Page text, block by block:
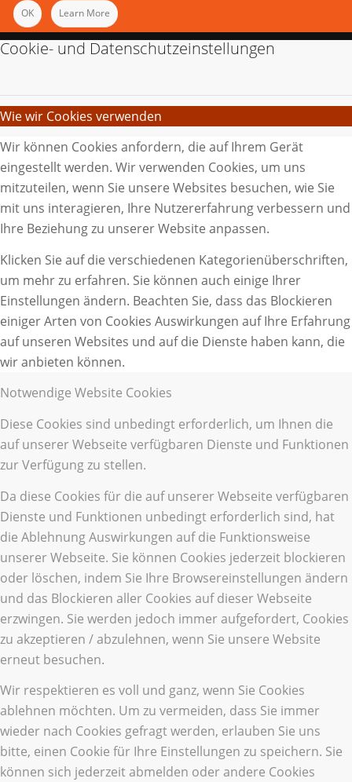
OK Learn More
Cookie- und Datenschutzeinstellungen
Wie wir Cookies verwenden
Wir können Cookies anfordern, die auf Ihrem Gerät
eingestellt werden. Wir verwenden Cookies, um uns
mitzuteilen, wenn Sie unsere Websites besuchen, wie Sie
mit uns interagieren, Ihre Nutzererfahrung verbessern und
Ihre Beziehung zu unserer Website anpassen.
Klicken Sie auf die verschiedenen Kategorienüberschriften,
um mehr zu erfahren. Sie können auch einige Ihrer
Einstellungen ändern. Beachten Sie, dass das Blockieren
einiger Arten von Cookies Auswirkungen auf Ihre Erfahrung
auf unseren Websites und auf die Dienste haben kann, die
wir anbieten können.
Notwendige Website Cookies
Diese Cookies sind unbedingt erforderlich, um Ihnen die
auf unserer Webseite verfügbaren Dienste und Funktionen
zur Verfügung zu stellen.
Da diese Cookies für die auf unserer Webseite verfügbaren
Dienste und Funktionen unbedingt erforderlich sind, hat
die Ablehnung Auswirkungen auf die Funktionsweise
unserer Webseite. Sie können Cookies jederzeit blockieren
oder löschen, indem Sie Ihre Browsereinstellungen ändern
und das Blockieren aller Cookies auf dieser Webseite
erzwingen. Sie werden jedoch immer aufgefordert, Cookies
zu akzeptieren / abzulehnen, wenn Sie unsere Website
erneut besuchen.
Wir respektieren es voll und ganz, wenn Sie Cookies
ablehnen möchten. Um zu vermeiden, dass Sie immer
wieder nach Cookies gefragt werden, erlauben Sie uns
bitte, einen Cookie für Ihre Einstellungen zu speichern. Sie
können sich jederzeit abmelden oder andere Cookies